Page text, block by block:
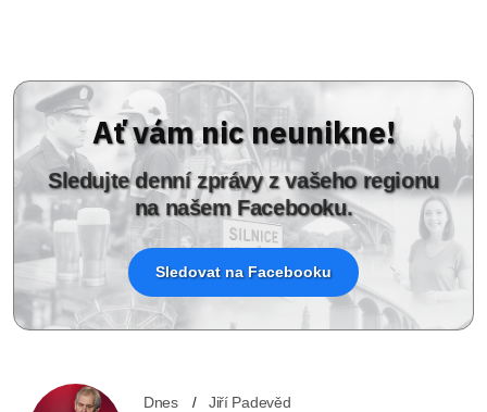
Ať vám nic neunikne!
Sledujte denní zprávy z vašeho regionu
na našem Facebooku.
Sledovat na Facebooku
Dnes Jiří Padevěd